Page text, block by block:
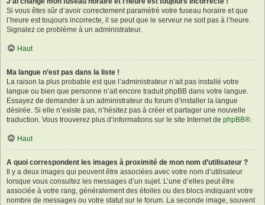
Si vous êtes sûr d’avoir correctement paramétré votre fuseau horaire et que
l’heure est toujours incorrecte, il se peut que le serveur ne soit pas à l’heure.
Signalez ce problème à un administrateur.
Haut
Ma langue n’est pas dans la liste !
La raison la plus probable est que l’administrateur n’ait pas installé votre
langue ou bien que personne n’ait encore traduit phpBB dans votre langue.
Essayez de demander à un administrateur du forum d’installer la langue
désirée. Si elle n’existe pas, n’hésitez pas à créer et partager une nouvelle
traduction. Vous trouverez plus d’informations sur le site Internet de phpBB®.
Haut
A quoi correspondent les images à proximité de mon nom d’utilisateur ?
Il y a deux images qui peuvent être associées avec votre nom d’utilisateur
lorsque vous consultez les messages d’un sujet. L’une d’elles peut être
associée à votre rang, généralement des étoiles ou des blocs indiquant votre
nombre de messages ou votre statut sur le forum. La seconde image, souvent